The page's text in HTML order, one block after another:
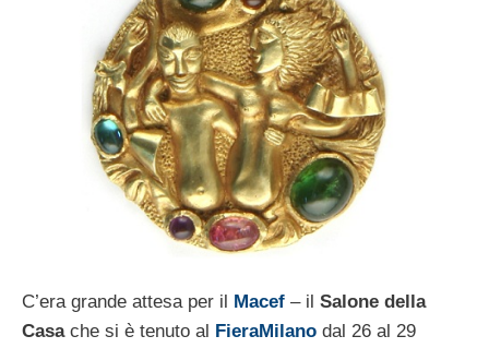
C’era grande attesa per il Macef – il Salone della
Casache si è tenuto al FieraMilano dal 26 al 29